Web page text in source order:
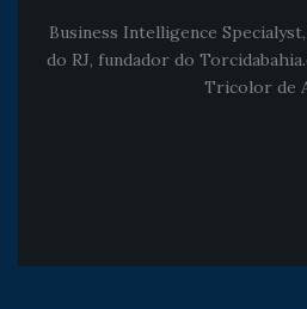
Business Intelligence
do RJ, fundador do
Tricolor de